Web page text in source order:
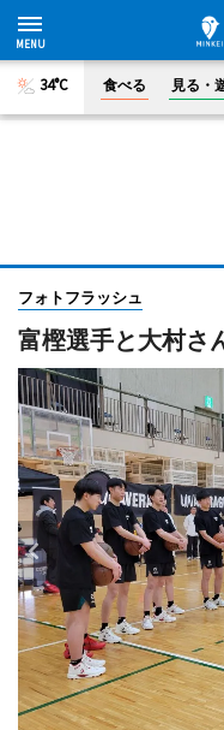
34°C 食べる 見る・
フォトフラッシュ
富樫選手と大村さ